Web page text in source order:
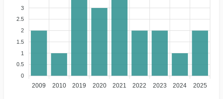
3
2.5
2
1.5
1
0.5
0
2009 2010 2019 2020 2021 2022 2023 2024 2025